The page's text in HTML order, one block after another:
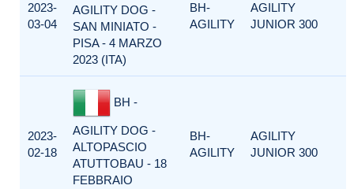
2023-
03-04
AGILITY DOG -
SAN MINIATO -
PISA - 4 MARZO
2023 (ITA)
BH-
AGILITY
AGILITY
JUNIOR 300
2023-
02-18
BH -
AGILITY DOG -
ALTOPASCIO
ATUTTOBAU - 18
FEBBRAIO
BH-
AGILITY
AGILITY
JUNIOR 300